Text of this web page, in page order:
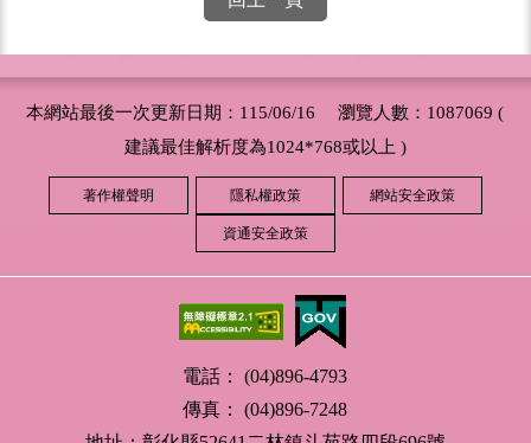
本網站最後一次更新日期：115/06/16 瀏覽人數：1087069 (
建議最佳解析度為1024*768或以上 )
著作權聲明 隱私權政策 網站安全政策
資通安全政策
電話： (04)896-4793
傳真： (04)896-7248